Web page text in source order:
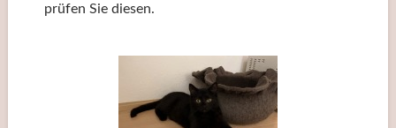
prüfen Sie diesen.